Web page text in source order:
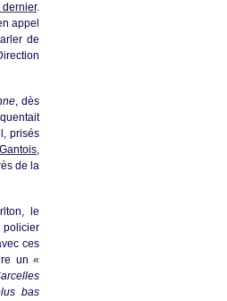
.
appel
de
, dès
prisés
,
de la
le
policier
ces
un «
bas